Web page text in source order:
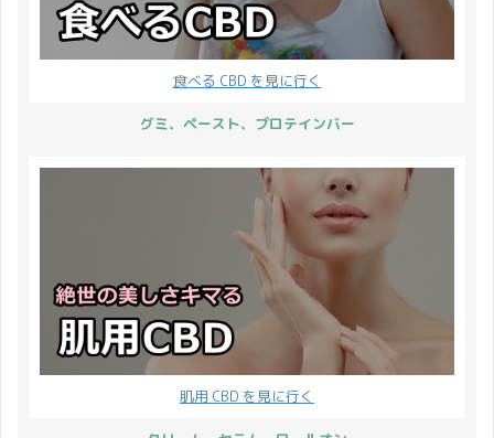
食べる CBD を見に行く
グミ、ペースト、プロテインバー
肌用 CBD を見に行く